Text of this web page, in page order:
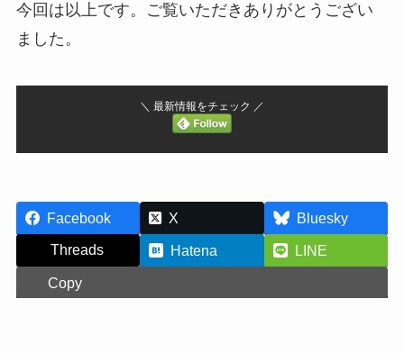
今回は以上です。ご覧いただきありがとうござい
ました。
＼ 最新情報をチェック ／
Facebook X
Bluesky
Threads
Hatena
LINE
Copy